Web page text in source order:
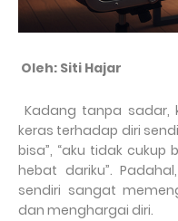
Oleh: Siti Hajar
Kadang tanpa sadar,
keras terhadap diri
bisa”, “aku tidak cukup
hebat dariku”.
sendiri sangat
dan menghargai diri.